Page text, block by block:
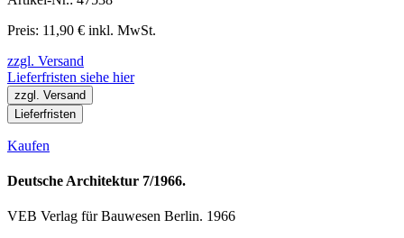
Preis: 11,90 € inkl. MwSt.
zzgl. Versand
Lieferfristen siehe hier
zzgl. Versand
Lieferfristen
Kaufen
Deutsche Architektur 7/1966.
VEB Verlag für Bauwesen Berlin. 1966